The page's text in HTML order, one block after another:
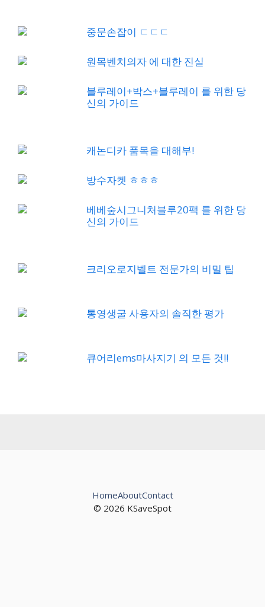
중문손잡이 ㄷㄷㄷ
원목벤치의자 에 대한 진실
블루레이+박스+블루레이 를 위한 당
신의 가이드
캐논디카 품목을 대해부!
방수자켓 ㅎㅎㅎ
베베숲시그니처블루20팩 를 위한 당
신의 가이드
크리오로지벨트 전문가의 비밀 팁
통영생굴 사용자의 솔직한 평가
큐어리ems마사지기 의 모든 것!!
© 2026 KSaveSpot
HomeAboutContact